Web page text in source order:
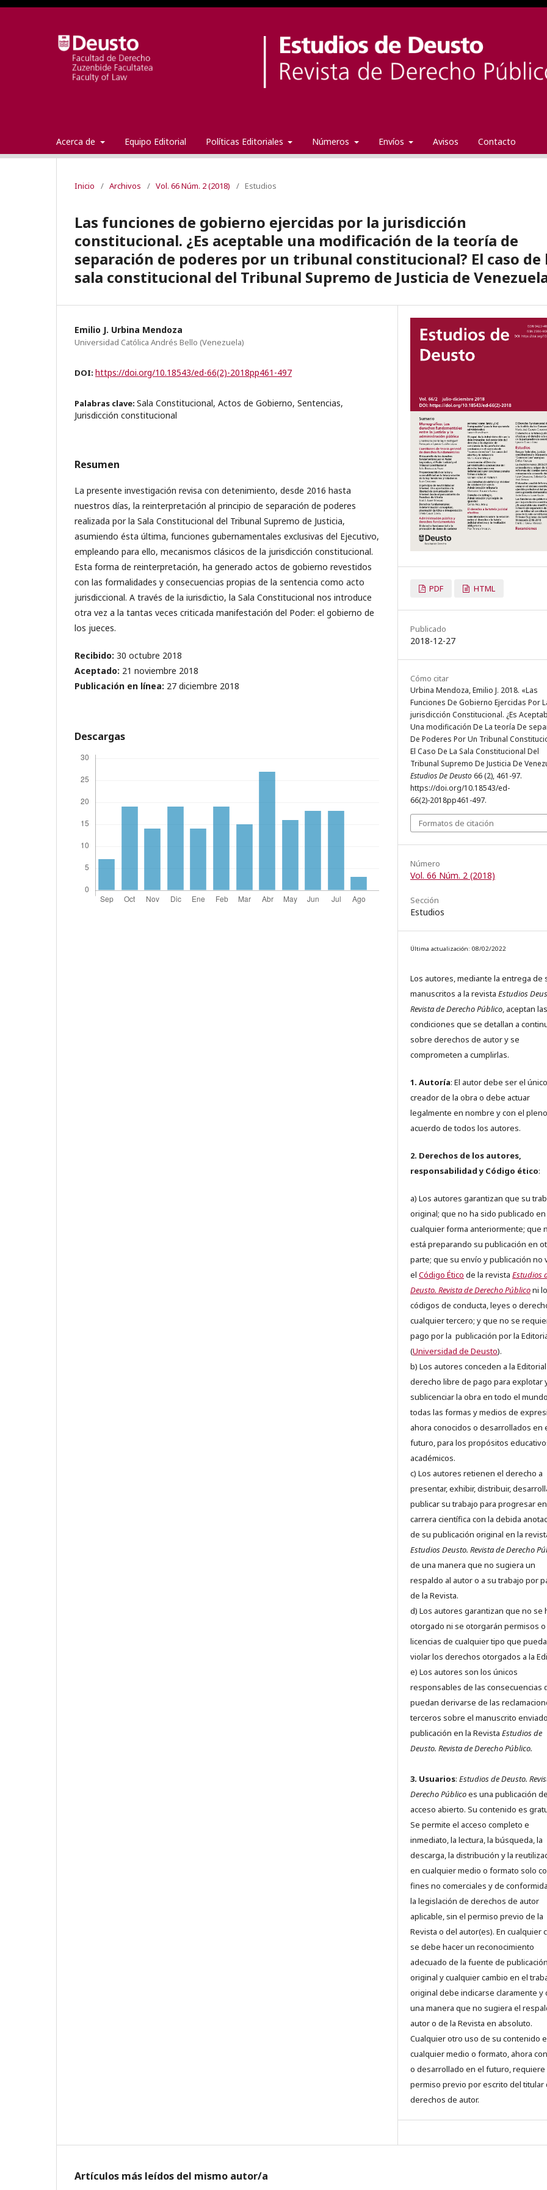
Acerca de Equipo Editorial Políticas Editoriales Números Envíos Avisos Contacto
Inicio / Archivos / Vol. 66 Núm. 2 (2018) / Estudios
Las funciones de gobierno ejercidas por la jurisdicción
constitucional. ¿Es aceptable una modificación de la teoría de
separación de poderes por un tribunal constitucional? El caso de
sala constitucional del Tribunal Supremo de Justicia de
Emilio J. Urbina Mendoza
Universidad Católica Andrés Bello (Venezuela)
DOI: https://doi.org/10.18543/ed-66(2)-2018pp461-497
Palabras clave: Sala Constitucional, Actos de Gobierno, Sentencias,
Jurisdicción constitucional
Resumen
La presente investigación revisa con detenimiento, desde 2016 hasta
nuestros días, la reinterpretación al principio de separación de poderes
realizada por la Sala Constitucional del Tribunal Supremo de Justicia,
asumiendo ésta última, funciones gubernamentales exclusivas del Ejecutivo,
empleando para ello, mecanismos clásicos de la jurisdicción constitucional.
Esta forma de reinterpretación, ha generado actos de gobierno revestidos
con las formalidades y consecuencias propias de la sentencia como acto
jurisdiccional. A través de la iurisdictio, la Sala Constitucional nos introduce
otra vez a la tantas veces criticada manifestación del Poder: el gobierno de
los jueces.
Recibido: 30 octubre 2018
Aceptado: 21 noviembre 2018
Publicación en línea: 27 diciembre 2018
Descargas
PDF HTML
Publicado
2018-12-27
Cómo citar
Urbina Mendoza, Emilio J. 2018. «Las
Funciones De Gobierno Ejercidas Por
jurisdicción Constitucional. ¿Es
Una modificación De La teoría De
De Poderes Por Un Tribunal
El Caso De La Sala Constitucional Del
Tribunal Supremo De Justicia De
Estudios De Deusto 66 (2), 461-97.
https://doi.org/10.18543/ed-
66(2)-2018pp461-497.
Formatos de citación
Número
Vol. 66 Núm. 2 (2018)
Sección
Estudios
Última actualización: 08/02/2022
Los autores, mediante la entrega de
manuscritos a la revista Estudios
Revista de Derecho Público, aceptan las
condiciones que se detallan a
sobre derechos de autor y se
comprometen a cumplirlas.
1. Autoría: El autor debe ser el único
creador de la obra o debe actuar
legalmente en nombre y con el pleno
acuerdo de todos los autores.
2. Derechos de los autores,
responsabilidad y Código ético:
a) Los autores garantizan que su
original; que no ha sido publicado en
cualquier forma anteriormente; que
está preparando su publicación en
parte; que su envío y publicación no
el Código Ético de la revista Estudios
Deusto. Revista de Derecho Públiconi
códigos de conducta, leyes o
cualquier tercero; y que no se
pago por la publicación por la
(Universidad de Deusto).
b) Los autores conceden a la
derecho libre de pago para explotar
sublicenciar la obra en todo el
todas las formas y medios de
ahora conocidos o desarrollados en
futuro, para los propósitos
académicos.
c) Los autores retienen el derecho a
presentar, exhibir, distribuir,
publicar su trabajo para progresar
carrera científica con la debida
de su publicación original en la
Estudios Deusto. Revista de Derecho
de una manera que no sugiera un
respaldo al autor o a su trabajo por
de la Revista.
d) Los autores garantizan que no se
otorgado ni se otorgarán permisos o
licencias de cualquier tipo que
violar los derechos otorgados a la
e) Los autores son los únicos
responsables de las consecuencias
puedan derivarse de las
terceros sobre el manuscrito
publicación en la Revista Estudios de
Deusto. Revista de Derecho Público.
3. Usuarios: Estudios de Deusto.
Derecho Públicoes una publicación de
acceso abierto. Su contenido es
Se permite el acceso completo e
inmediato, la lectura, la búsqueda, la
descarga, la distribución y la
en cualquier medio o formato solo
fines no comerciales y de
la legislación de derechos de autor
aplicable, sin el permiso previo de la
Revista o del autor(es). En cualquier
se debe hacer un reconocimiento
adecuado de la fuente de publicación
original y cualquier cambio en el
original debe indicarse claramente y
una manera que no sugiera el
autor o de la Revista en absoluto.
Cualquier otro uso de su contenido
cualquier medio o formato, ahora
o desarrollado en el futuro, requiere
permiso previo por escrito del titular
derechos de autor.
Artículos más leídos del mismo autor/a